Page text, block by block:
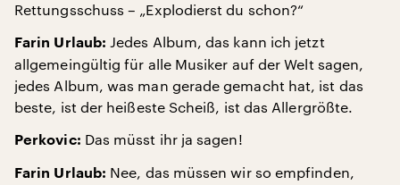
Rettungsschuss – „Explodierst du schon?“
Farin Urlaub: Jedes Album, das kann ich jetzt
allgemeingültig für alle Musiker auf der Welt sagen,
jedes Album, was man gerade gemacht hat, ist das
beste, ist der heißeste Scheiß, ist das Allergrößte.
Perkovic: Das müsst ihr ja sagen!
Farin Urlaub: Nee, das müssen wir so empfinden,